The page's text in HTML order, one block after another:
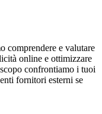
comprendere e valutare
online e ottimizzare
confrontiamo i tuoi
fornitori esterni se